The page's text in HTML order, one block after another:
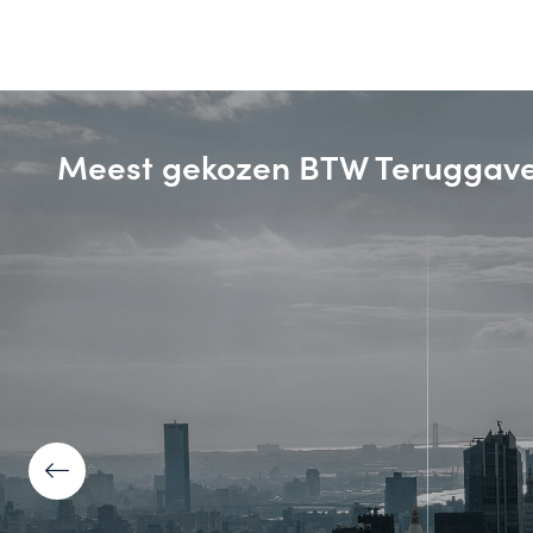
Meest gekozen BTW